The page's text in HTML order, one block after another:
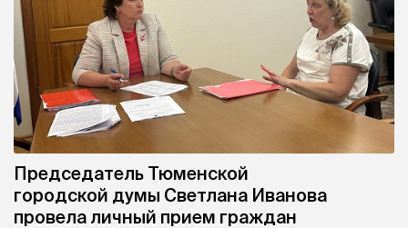
Председатель Тюменской
городской думы Светлана Иванова
провела личный прием граждан